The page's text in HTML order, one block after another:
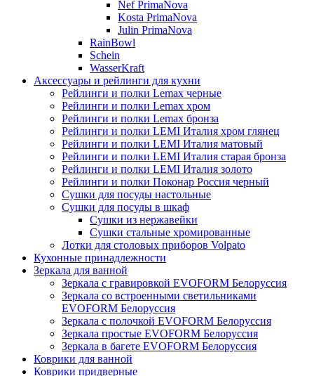
Nef PrimaNova
Kosta PrimaNova
Julin PrimaNova
RainBowl
Schein
WasserKraft
Аксессуары и рейлинги для кухни
Рейлинги и полки Lemax черные
Рейлинги и полки Lemax хром
Рейлинги и полки Lemax бронза
Рейлинги и полки LEMI Италия хром глянец
Рейлинги и полки LEMI Италия матовый
Рейлинги и полки LEMI Италия старая бронза
Рейлинги и полки LEMI Италия золото
Рейлинги и полки Поконар Россия черный
Сушки для посуды настольные
Сушки для посуды в шкаф
Сушки из нержавейки
Сушки стальные хромированные
Лотки для столовых приборов Volpato
Кухонные принадлежности
Зеркала для ванной
Зеркала с гравировкой EVOFORM Белоруссия
Зеркала со встроенными светильниками
EVOFORM Белоруссия
Зеркала с полочкой EVOFORM Белоруссия
Зеркала простые EVOFORM Белоруссия
Зеркала в багете EVOFORM Белоруссия
Коврики для ванной
Коврики придверные